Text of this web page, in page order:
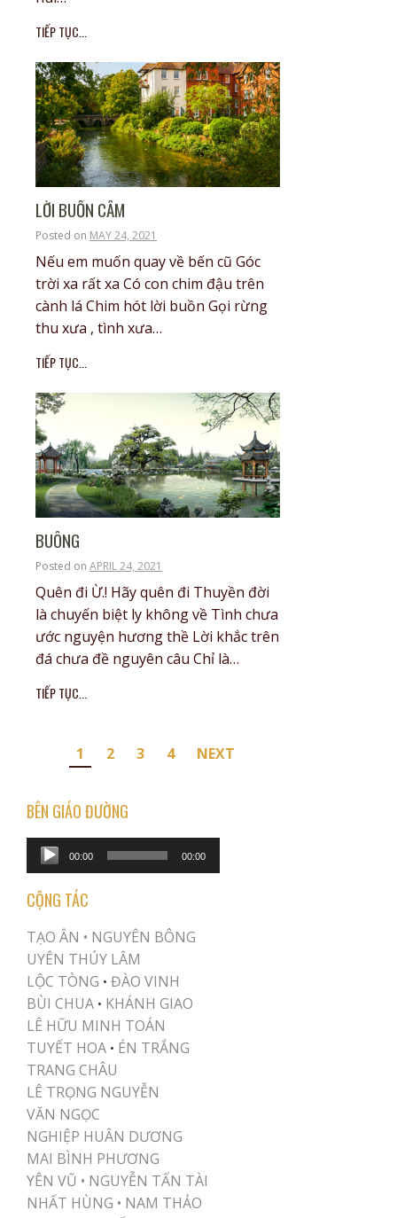
TIẾP TỤC...
LỜI BUỒN CÂM
Posted on MAY 24, 2021
Nếu em muốn quay về bến cũ Góc
trời xa rất xa Có con chim đậu trên
cành lá Chim hót lời buồn Gọi rừng
thu xưa , tình xưa…
TIẾP TỤC...
BUÔNG
Posted on APRIL 24, 2021
Quên đi Ừ.! Hãy quên đi Thuyền đời
là chuyến biệt ly không về Tình chưa
ước nguyện hương thề Lời khắc trên
đá chưa đề nguyên câu Chỉ là…
TIẾP TỤC...
Posts
1 2 3 4 NEXT
BÊN GIÁO ĐƯỜNG
Audio
Player
00:00 00:00
CỘNG TÁC
TẠO ÂN • NGUYÊN BÔNG
UYÊN THÚY LÂM
LỘC TÒNG • ĐÀO VINH
BÙI CHUA • KHÁNH GIAO
LÊ HỮU MINH TOÁN
TUYẾT HOA • ÉN TRẮNG
TRANG CHÂU
LÊ TRỌNG NGUYỄN
VĂN NGỌC
NGHIỆP HUÂN DƯƠNG
MAI BÌNH PHƯƠNG
YÊN VŨ • NGUYỄN TẤN TÀI
NHẤT HÙNG • NAM THẢO